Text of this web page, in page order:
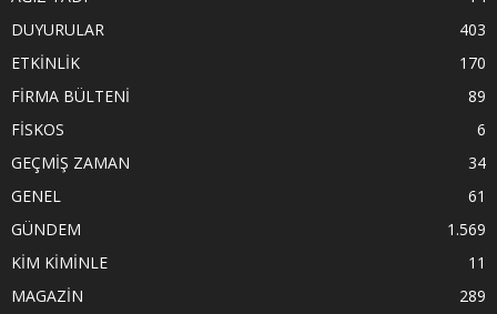
DUYURULAR
403
ETKİNLİK
170
FİRMA BÜLTENİ
89
FİSKOS
6
GEÇMİŞ ZAMAN
34
GENEL
61
GÜNDEM
1.569
KİM KİMİNLE
11
MAGAZİN
289